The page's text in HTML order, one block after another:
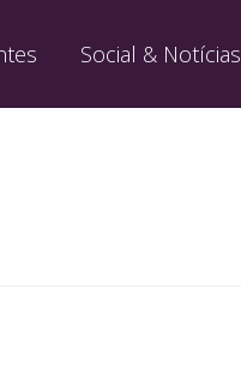
Social & Notícias